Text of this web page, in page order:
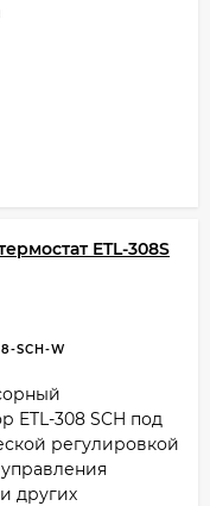
ETL-308S
SCH-W
ETL-308 SCH под
регулировкой
других